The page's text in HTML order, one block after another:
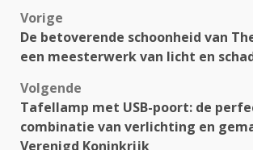
Bericht
navigatie
Vorige
De betoverende schoonheid van
een meesterwerk van licht en
Volgende
Tafellamp met USB-poort: de
combinatie van verlichting en
Verenigd Koninkrijk